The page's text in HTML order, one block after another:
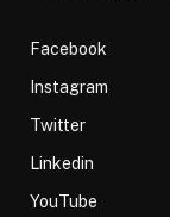
Facebook
Instagram
Twitter
Linkedin
YouTube